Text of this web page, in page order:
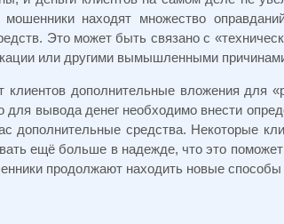
находят множество
Это может быть связано с
или другими вымышленными
дополнительные вложения для
для вывода денег необходимо внести
дополнительные средства. Некоторые
ещё больше в надежде, что это
продолжают находить новые